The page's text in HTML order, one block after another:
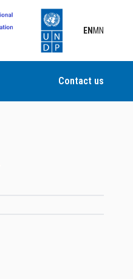
EN MN
Contact us